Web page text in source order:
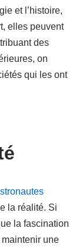
et l’histoire,
elles peuvent
des
on
qui les ont
la réalité. Si
la fascination
une